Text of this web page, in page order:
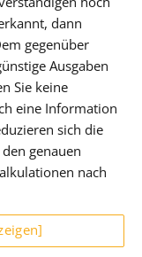
dann
gegenüber
Ausgaben
Sie keine
eine Information
sich die
genauen
nach